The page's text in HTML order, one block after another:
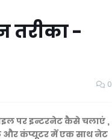
तरीका -
0
पर इन्टरनेट कैसे चलाएं ,
और कंप्यूटर में एक साथ नेट